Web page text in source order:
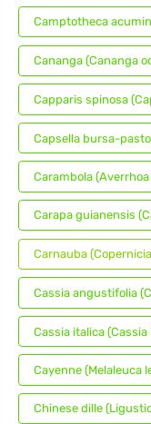
Camptotheca
Cananga (Cananga
Capparis spinosa
Capsella bursa-
Carambola
Carapa guianensis
Carnauba
Cassia angustifolia
Cassia italica (Cassia
Cayenne (Melaleuca
Chinese dille